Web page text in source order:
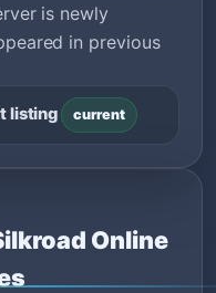
is newly
in previous
listing current
Online